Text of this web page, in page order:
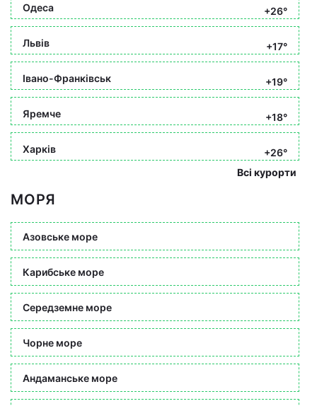
Одеса +26°
Львів +17°
Івано-Франківськ +19°
Яремче +18°
Харків
+26°
Всі курорти
МОРЯ
Азовське море
Карибське море
Середземне море
Чорне море
Андаманське море